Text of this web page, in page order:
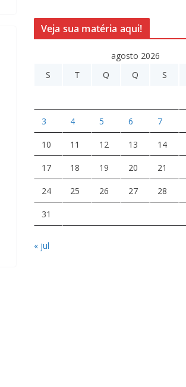
Veja sua matéria aqui!
agosto 2026
S
T Q Q S
3 4 5 6 7
10 11 12 13 14
17 18 19 20 21
24 25 26 27 28
31
« jul